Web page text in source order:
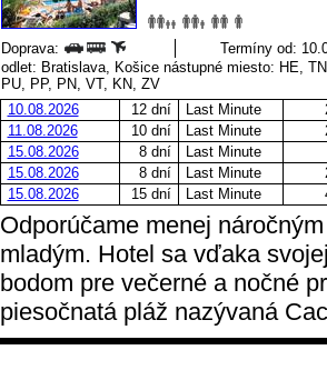
Doprava:
Termíny od:
odlet: Bratislava, Košice nástupné miesto: HE,
PU, PP, PN, VT, KN, ZV
10.08.2026
12 dní Last Minute
11.08.2026
10 dní Last Minute
15.08.2026
8 dní
Last Minute
15.08.2026
8 dní Last Minute
15.08.2026
15 dní Last Minute
Odporúčame menej
mladým. Hotel sa vďaka
bodom pre večerné a nočné
piesočnatá pláž nazývaná